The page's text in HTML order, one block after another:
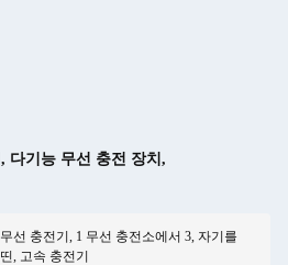
, 다기능 무선 충전 장치 ,
무선 충전기, 1 무선 충전소에서 3, 자기를
띤, 고속 충전기